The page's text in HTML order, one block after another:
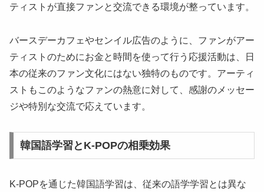
ティストが直接ファンと交流できる環境が整っています。
バースデーカフェやセンイル広告のように、ファンがアー
ティストのためにお金と時間を使って行う応援活動は、日
本の従来のファン文化にはない独特のものです。アーティ
ストもこのようなファンの熱意に対して、感謝のメッセー
ジや特別な交流で応えています。
韓国語学習とK-POPの相乗効果
K-POPを通じた韓国語学習は、従来の語学学習とは異な